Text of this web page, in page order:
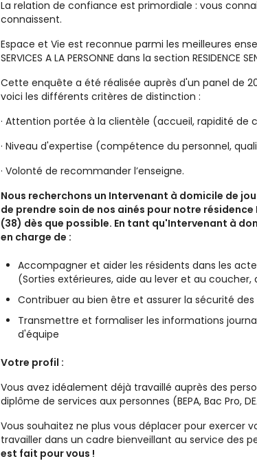
La relation de confiance est primordiale : vous
connaissent.
Espace et Vie est reconnue parmi les meilleures
SERVICES A LA PERSONNE dans la section RESIDENCE
Cette enquête a été réalisée auprès d'un panel de
voici les différents critères de distinction :
· Attention portée à la clientèle (accueil, rapidité de
· Niveau d'expertise (compétence du personnel,
· Volonté de recommander l’enseigne.
Nous recherchons un Intervenant à domicile de
de prendre soin de nos ainés pour notre résidence
(38) dès que possible. En tant qu'Intervenant à
en charge de :
Accompagner et aider les résidents dans les
(Sorties extérieures, aide au lever et au
Contribuer au bien être et assurer la sécurité des
Transmettre et formaliser les informations
d'équipe
Votre profil :
Vous avez idéalement déjà travaillé auprès des
diplôme de services aux personnes (BEPA, Bac Pro,
Vous souhaitez ne plus vous déplacer pour exercer
travailler dans un cadre bienveillant au service des
est fait pour vous !